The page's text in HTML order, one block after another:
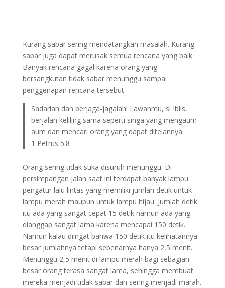
Kurang sabar sering mendatangkan masalah. Kurang
sabar juga dapat merusak semua rencana yang baik.
Banyak rencana gagal karena orang yang
bersangkutan tidak sabar menunggu sampai
penggenapan rencana tersebut.
Sadarlah dan berjaga-jagalah! Lawanmu, si Iblis,
berjalan keliling sama seperti singa yang mengaum-
aum dan mencari orang yang dapat ditelannya.
1 Petrus 5:8
Orang sering tidak suka disuruh menunggu. Di
persimpangan jalan saat ini terdapat banyak lampu
pengatur lalu lintas yang memiliki jumlah detik untuk
lampu merah maupun untuk lampu hijau. Jumlah detik
itu ada yang sangat cepat 15 detik namun ada yang
dianggap sangat lama karena mencapai 150 detik.
Namun kalau diingat bahwa 150 detik itu kelihatannya
besar jumlahnya tetapi sebenarnya hanya 2,5 menit.
Menunggu 2,5 menit di lampu merah bagi sebagian
besar orang terasa sangat lama, sehingga membuat
mereka menjadi tidak sabar dan sering menjadi marah.